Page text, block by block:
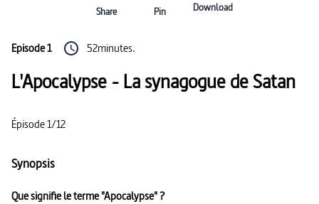
Share Pin Download
Episode 1 52minutes.
L'Apocalypse - La synagogue de Satan
Épisode 1/12
Synopsis
Que signifie le terme "Apocalypse" ?